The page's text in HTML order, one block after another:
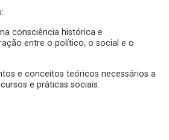
consciência histórica e
entre o político, o social e o
e conceitos teóricos necessários a
e práticas sociais.